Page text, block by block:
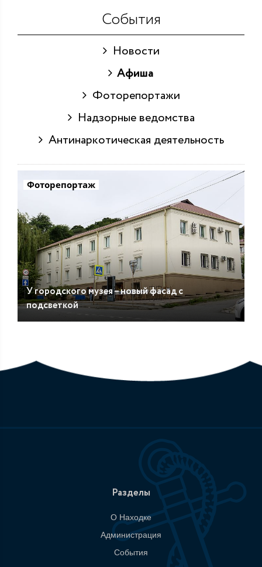
События
Новости
Афиша
Фоторепортажи
Надзорные ведомства
Антинаркотическая деятельность
Фоторепортаж
У городского музея – новый фасад с
подсветкой
Разделы
О Находке
Администрация
События